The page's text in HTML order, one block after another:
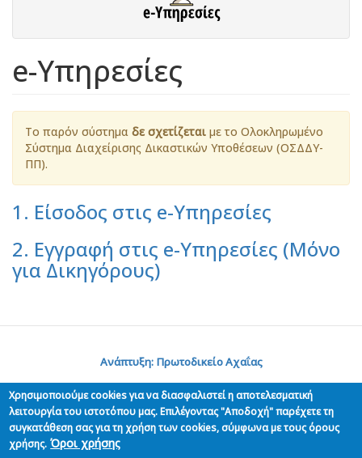
e-Υπηρεσίες
Το παρόν σύστημα δε σχετίζεται με το Ολοκληρωμένο
Σύστημα Διαχείρισης Δικαστικών Υποθέσεων (ΟΣΔΔΥ-
ΠΠ).
1. Είσοδος στις e-Υπηρεσίες
2. Εγγραφή στις e-Υπηρεσίες (Μόνο
για Δικηγόρους)
Ανάπτυξη: Πρωτοδικείο Αχαΐας
Χρησιμοποιούμε cookies για να διασφαλιστεί η αποτελεσματική
λειτουργία του ιστοτόπου μας. Επιλέγοντας "Αποδοχή" παρέχετε τη
συγκατάθεση σας για τη χρήση των cookies, σύμφωνα με τους όρους
χρήσης. Όροι χρήσης